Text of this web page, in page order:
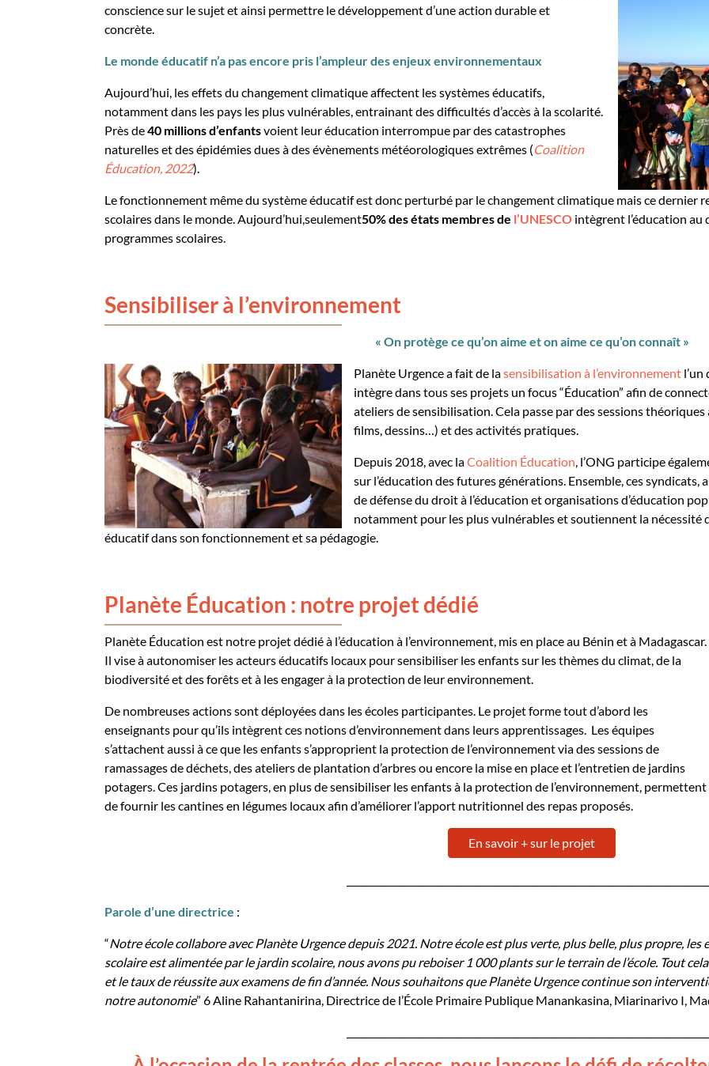
conscience sur le sujet et ainsi permettre le développement d’une action durable et
concrète.
Le monde éducatif n’a pas encore pris l’ampleur des enjeux environnementaux
Aujourd’hui, les effets du changement climatique affectent les systèmes éducatifs,
notamment dans les pays les plus vulnérables, entrainant des difficultés d’accès à la scolarité.
Près de40 millions d’enfantsvoient leur éducation interrompue par des catastrophes
naturelles et des épidémies dues à des évènements météorologiques extrêmes (Coalition
Éducation, 2022).
Le fonctionnement même du système éducatif est donc perturbé par lechangementclimatique mais ce dernier
scolaires dans le monde. Aujourd’hui,seulement50% desétats membres de l’UNESCO intègrent l’éducation
programmes scolaires.
Sensibiliser à l’environnement
« On protège ce qu’on aime et on aime ce qu’on connaît »
Planète Urgencea fait de lasensibilisation à l’environnement
intègre dans tous ses projets un focus“Éducation” afin de
ateliers desensibilisation.Cela passe par des sessions
films, dessins…) et des activités pratiques.
Depuis 2018, avec laCoalition Éducation, l’ONG participe
sur l’éducation des futures générations. Ensemble, ces
de défense du droit à l’éducation et organisations d’éducation
notamment pour les plus vulnérables et soutiennent la nécessité
éducatif dans son fonctionnement et sa pédagogie.
Planète Éducation : notre projet dédié
Planète Éducation est notre projet dédié à l’éducation à l’environnement, mis en place au Bénin et à Madagascar.
Il vise à autonomiser les acteurs éducatifs locaux pour sensibiliser les enfants sur les thèmes du climat, de la
biodiversité et des forêts et à les engager à la protection de leur environnement.
De nombreuses actions sont déployées dans les écoles participantes. Le projet forme tout d’abord les
enseignants pour qu’ils intègrent ces notionsd’environnementdans leursapprentissages. Leséquipes
s’attachentaussi à ce que les enfants s’approprient la protection de l’environnement via des sessions de
ramassages de déchets, des ateliers de plantation d’arbres ou encore la mise en place et l’entretien de jardins
potagers.Ces jardins potagers,en plus de sensibiliser les enfants à la protection de l’environnement, permettent
de fournir les cantines en légumes locauxafin d’améliorer l’apport nutritionnel des repas proposés.
En savoir + sur le projet
Parole d’une directrice :
“Notre école collabore avec Planète Urgence depuis 2021. Notre école est plus verte, plus belle, plus propre,
scolaire est alimentée par le jardin scolaire, nous avons pu reboiser 1 000 plants sur le terrain de l’école. Tout
et le taux de réussite aux examens de fin d’année. Nous souhaitons que Planète Urgence continue son
notre autonomie” 6Aline Rahantanirina, Directrice de l’École Primaire Publique Manankasina, Miarinarivo I,